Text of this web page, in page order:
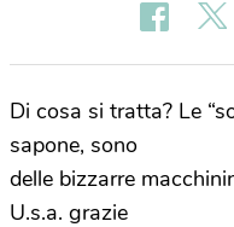
Di cosa si tratta? Le
sapone, sono
delle bizzarre
U.s.a. grazie